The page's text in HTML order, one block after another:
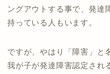
ングアウトする事で、発達
持っている人もいます。
ですが、やはり「障害」と
我が子が発達障害認定され